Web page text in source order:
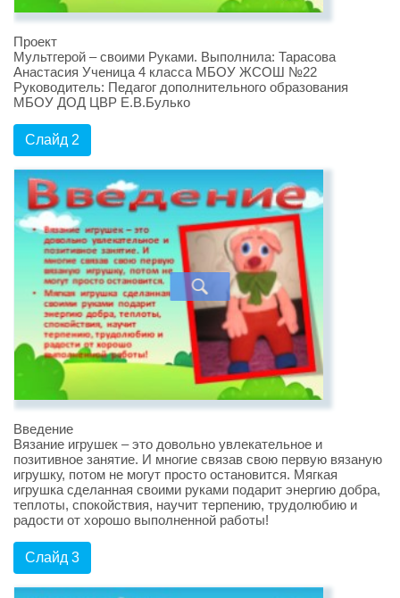
Проект
Мультгерой – своими Руками. Выполнила: Тарасова
Анастасия Ученица 4 класса МБОУ ЖСОШ №22
Руководитель: Педагог дополнительного образования
МБОУ ДОД ЦВР Е.В.Булько
Слайд 2
Введение
Вязание игрушек – это довольно увлекательное и
позитивное занятие. И многие связав свою первую вязаную
игрушку, потом не могут просто остановится. Мягкая
игрушка сделанная своими руками подарит энергию добра,
теплоты, спокойствия, научит терпению, трудолюбию и
радости от хорошо выполненной работы!
Слайд 3